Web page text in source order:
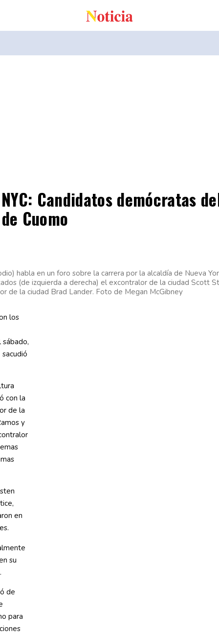
Candidatos demócratas
Cuomo
habla en un foro sobre la carrera por la alcaldía de Nueva
(de izquierda a derecha) el excontralor de la ciudad Scott
de la ciudad Brad Lander. Foto de Megan McGibney
los
con la
de la
y
en
su
de
para